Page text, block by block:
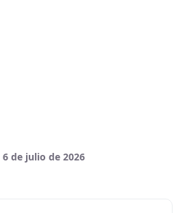
6 de julio de 2026